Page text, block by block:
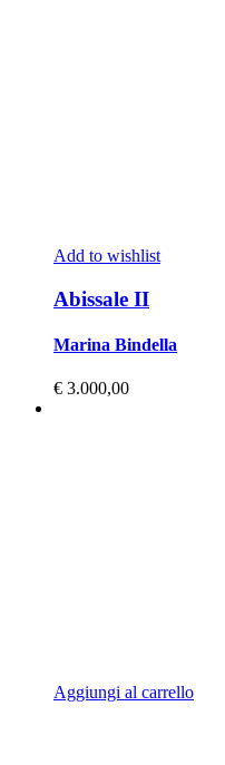
Add to wishlist
Abissale II
Marina Bindella
€ 3.000,00
Aggiungi al carrello